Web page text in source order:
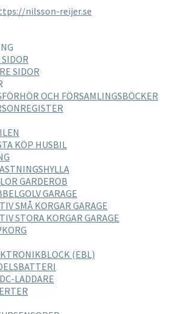
SIDOR
SIDOR
OCH FÖRSAMLINGSBÖCKER
KÖP HUSBIL
GARDEROB
GARAGE
SMÅ KORGAR GARAGE
STORA KORGAR GARAGE
(EBL)
LADDARE